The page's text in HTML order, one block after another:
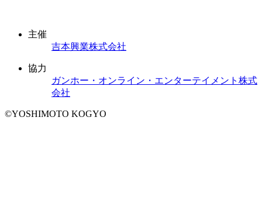
主催
吉本興業株式会社
協力
ガンホー・オンライン・エンターテイメント株式
会社
©YOSHIMOTO KOGYO